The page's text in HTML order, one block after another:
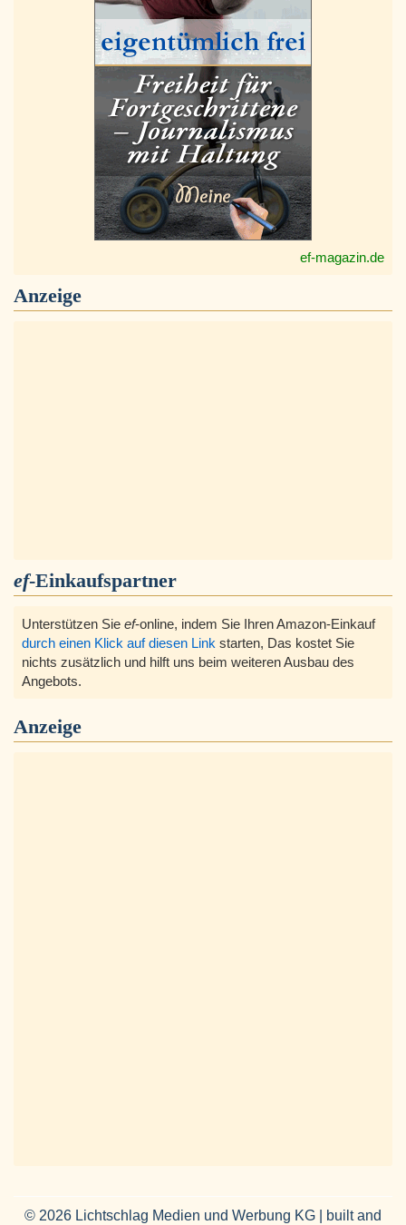
ef-magazin.de
Anzeige
ef-Einkaufspartner
Unterstützen Sie ef-online, indem Sie Ihren Amazon-Einkauf
durch einen Klick auf diesen Link starten, Das kostet Sie
nichts zusätzlich und hilft uns beim weiteren Ausbau des
Angebots.
Anzeige
© 2026 Lichtschlag Medien und Werbung KG | built and